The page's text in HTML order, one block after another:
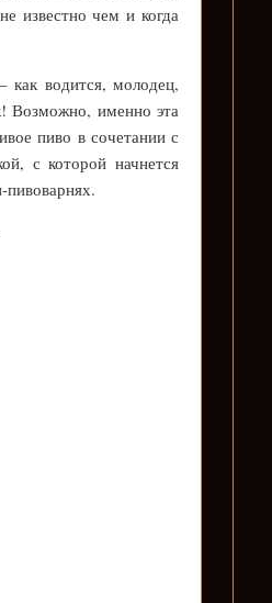
известно чем и когда
водится, молодец,
Возможно, именно эта
пиво в сочетании с
с которой начнется
пивоварнях.